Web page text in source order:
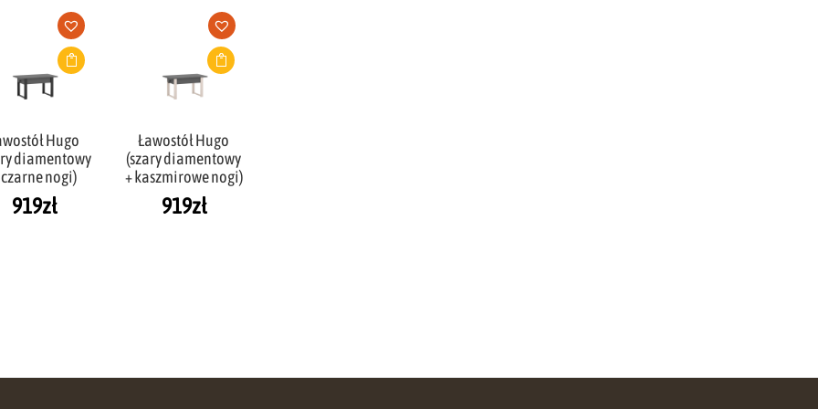
Hugo
diamentowy
czarne nogi)
919zł
Ławostół Hugo
(szary diamentowy
+ kaszmirowe nogi)
919zł